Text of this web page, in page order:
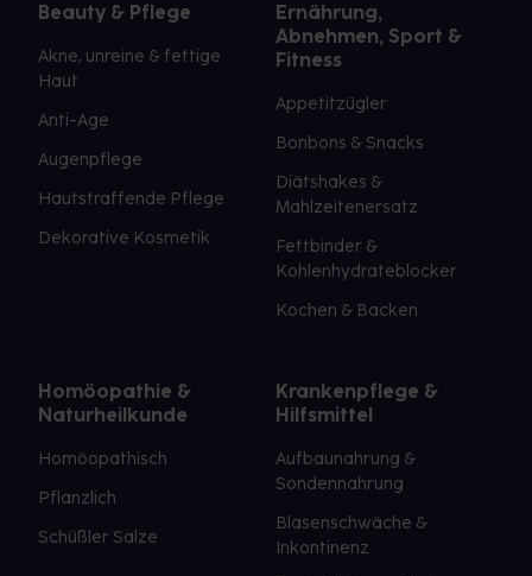
Beauty & Pflege
Akne, unreine & fettige
Haut
Anti-Age
Augenpflege
Hautstraffende Pflege
Dekorative Kosmetik
Ernährung,
Abnehmen, Sport &
Fitness
Appetitzügler
Bonbons & Snacks
Diätshakes &
Mahlzeitenersatz
Fettbinder &
Kohlenhydrateblocker
Kochen & Backen
Homöopathie &
Naturheilkunde
Homöopathisch
Pflanzlich
Schüßler Salze
Krankenpflege &
Hilfsmittel
Aufbaunahrung &
Sondennahrung
Blasenschwäche &
Inkontinenz